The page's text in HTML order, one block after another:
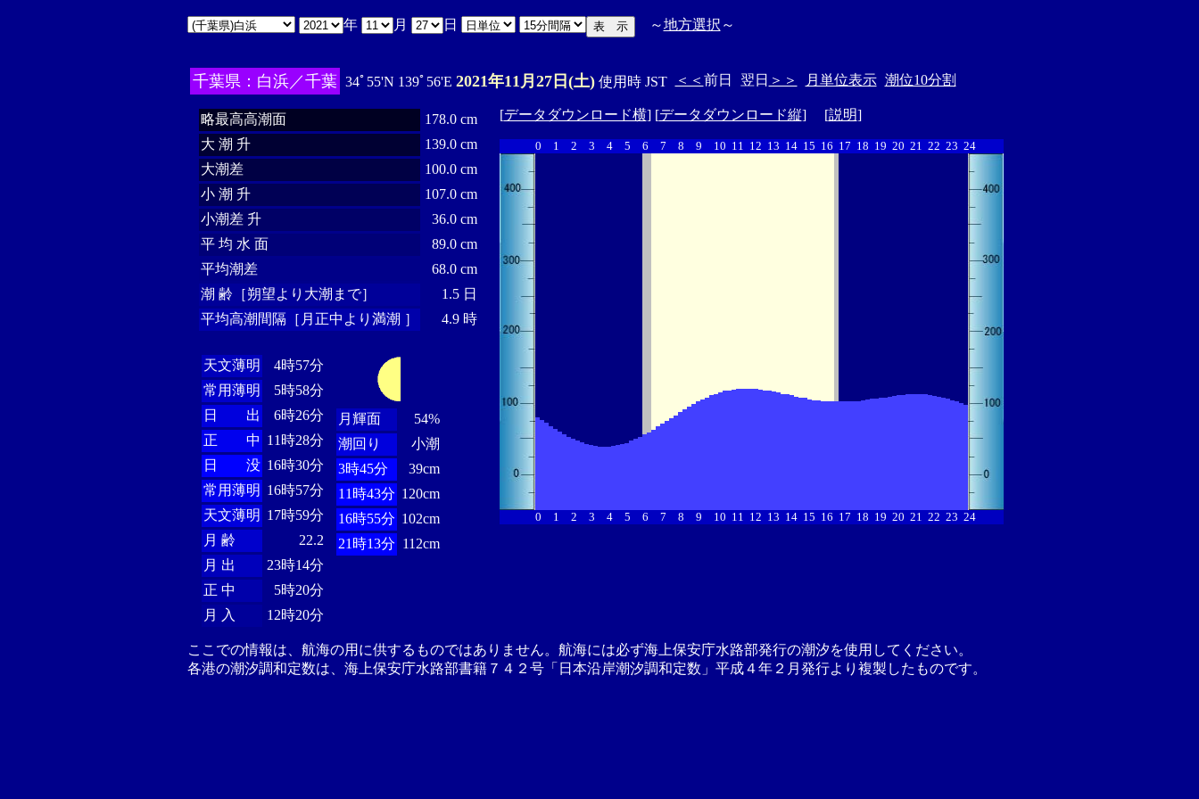
年 月 日 ～地方選択 ～
千葉県：白浜／千葉 34ﾟ55'N 139ﾟ56'E 2021年11月27日(土)使用時 JST ＜＜ 前日 翌日 ＞＞ 月単位表示 潮位10分割
略最高高潮面
178.0 cm
大 潮 升
139.0 cm
大潮差
100.0 cm
小 潮 升
107.0 cm
小潮差 升
36.0 cm
平 均 水 面
89.0 cm
平均潮差
68.0 cm
潮 齢［朔望より大潮まで］
1.5 日
平均高潮間隔［月正中より満潮 ］
4.9 時
天文薄明
4時57分
常用薄明
5時58分
日 出
6時26分
正 中 11時28分
日 没 16時30分
常用薄明 16時57分
天文薄明 17時59分
月 齢
22.2
月 出
23時14分
正 中
5時20分
月 入
12時20分
月輝面
54%
潮回り
小潮
3時45分
39cm
11時43分 120cm
16時55分 102cm
21時13分 112cm
[データダウンロード横] [データダウンロード縦] [説明]
0 1 2 3 4 5 6 7 8 9 10 11 12 13 14 15 16 17 18 19 20 21 22 23 24
0 1 2 3 4 5 6 7 8 9 10 11 12 13 14 15 16 17 18 19 20 21 22 23 24
ここでの情報は、航海の用に供するものではありません。航海には必ず海上保安庁水路部発行の潮汐を使用してください。
各港の潮汐調和定数は、海上保安庁水路部書籍７４２号「日本沿岸潮汐調和定数」平成４年２月発行より複製したものです。